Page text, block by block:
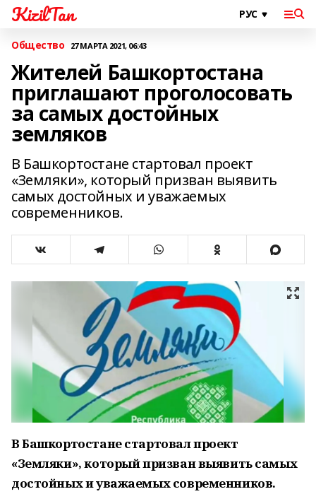
KizilTan
Общество 27 МАРТА 2021, 06:43
Жителей Башкортостана
приглашают проголосовать
за самых достойных
земляков
В Башкортостане стартовал проект
«Земляки», который призван выявить
самых достойных и уважаемых
современников.
В Башкортостане стартовал проект
«Земляки», который призван выявить самых
достойных и уважаемых современников.